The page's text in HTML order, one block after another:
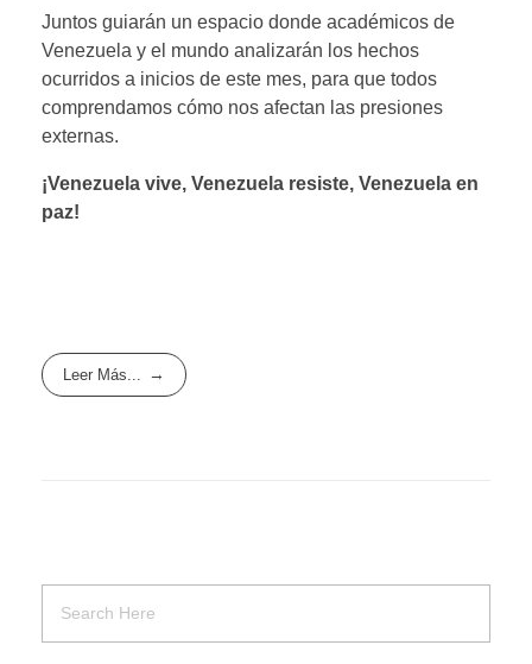
Juntos guiarán un espacio donde académicos de
Venezuela y el mundo analizarán los hechos
ocurridos a inicios de este mes, para que todos
comprendamos cómo nos afectan las presiones
externas.
¡Venezuela vive, Venezuela resiste, Venezuela en
paz!
Leer Más...